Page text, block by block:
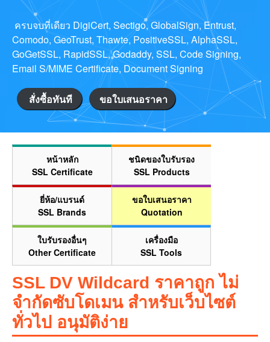
ครบจบที่เดียว DigiCert, Sectigo, GlobalSign, Entrust,
Comodo, GeoTrust, Thawte, PositiveSSL, AlphaSSL,
GoGetSSL, RapidSSL, Godaddy, SSL, Code Signing,
Email S/MIME Certificate, Document Signing
สั่งซื้อทันที ขอใบเสนอราคา
หน้าหลัก
SSL Certificate
ชนิดของใบรับรอง
SSL Products
ยี่ห้อ/แบรนด์
SSL Brands
ขอใบเสนอราคา
Quotation
ใบรับรองอื่นๆ
Other Certificate
เครื่องมือ
SSL Tools
SSL DV Wildcard ราคาถูก ไม่
จำกัดซับโดเมน สำหรับเว็บไซต์
ทั่วไป อนุมัติง่าย